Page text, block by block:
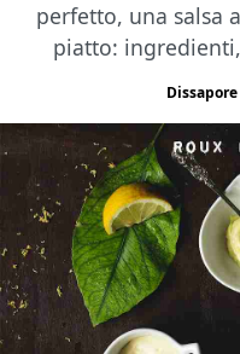
perfetto, una salsa
piatto:
Dissapore